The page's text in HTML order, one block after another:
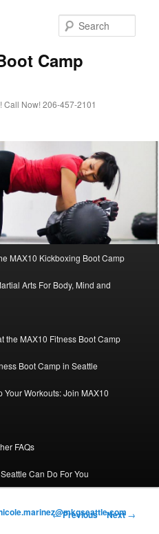
Camp
Call Now! 206-457-2101
MAX10 Kickboxing Boot Camp
Arts For Body, Mind and
the MAX10 Fitness Boot Camp
Boot Camp in Seattle
Your Workouts: Join MAX10
FAQs
Can Do For You
Post navigation
←Previous Next→